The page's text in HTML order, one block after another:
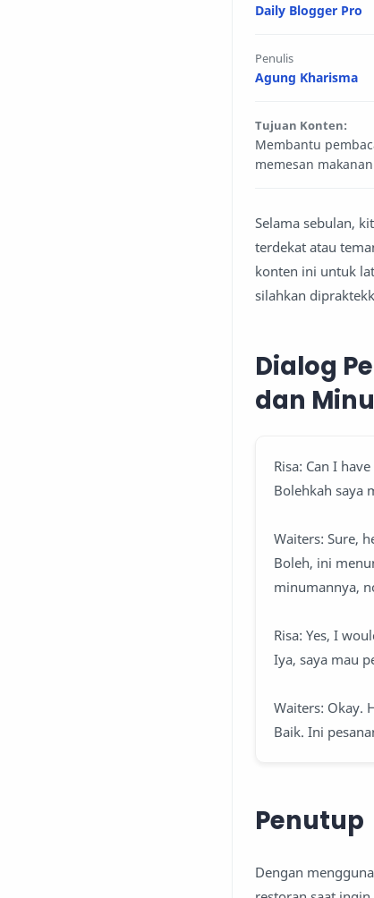
Daily Blogger Pro
Penulis
Agung Kharisma
Tujuan Konten:
Membantu
memesan
Selama sebulan,
terdekat atau
konten ini untuk
silahkan
Dialog
dan
Risa: Can I
Bolehkah saya
Waiters: Sure,
Boleh, ini
minumannya,
Risa: Yes, I
Iya, saya mau
Waiters: Okay.
Baik. Ini
Penutup
Dengan